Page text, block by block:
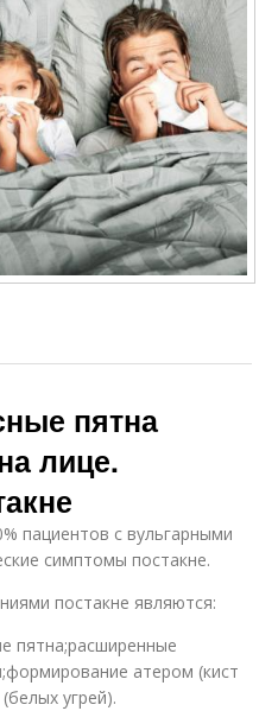
пятна
лице.
пациентов с вульгарными
симптомы постакне.
постакне являются:
пятна;расширенные
атером (кист
угрей).